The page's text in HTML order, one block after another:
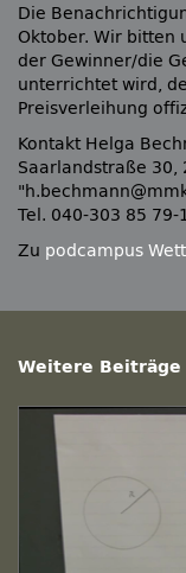
Die
Oktober. Wir bitten
der Gewinner/die
unterrichtet wird,
Preisverleihung
Kontakt Helga
Saarlandstraße 30,
Tel. 040-303 85 79-
Zu podcampus
Weitere Beiträge